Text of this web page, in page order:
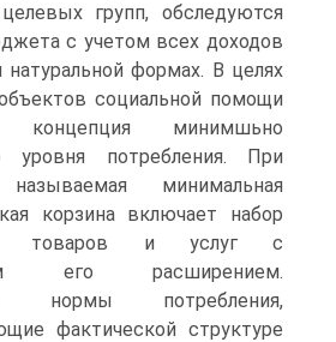
групп, обследуются
с учетом всех доходов
формах. В целях
социальной помощи
концепция минимшьно
уровня потребления. При
минимальная
корзина вклю­чает набор
товаров и услуг с
его рас­ширением.
нормы потребления,
фактической структуре